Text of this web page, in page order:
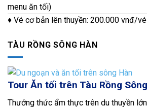
menu ăn tối)
♦ Vé cơ bản lên thuyền: 200.000 vnđ/vé
TÀU RỒNG SÔNG HÀN
Tour Ăn tối trên Tàu Rồng
Thưởng thức ẩm thực trên du thuyền